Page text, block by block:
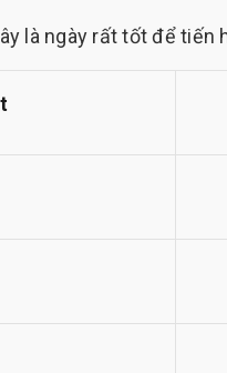
là ngày rất tốt để tiến